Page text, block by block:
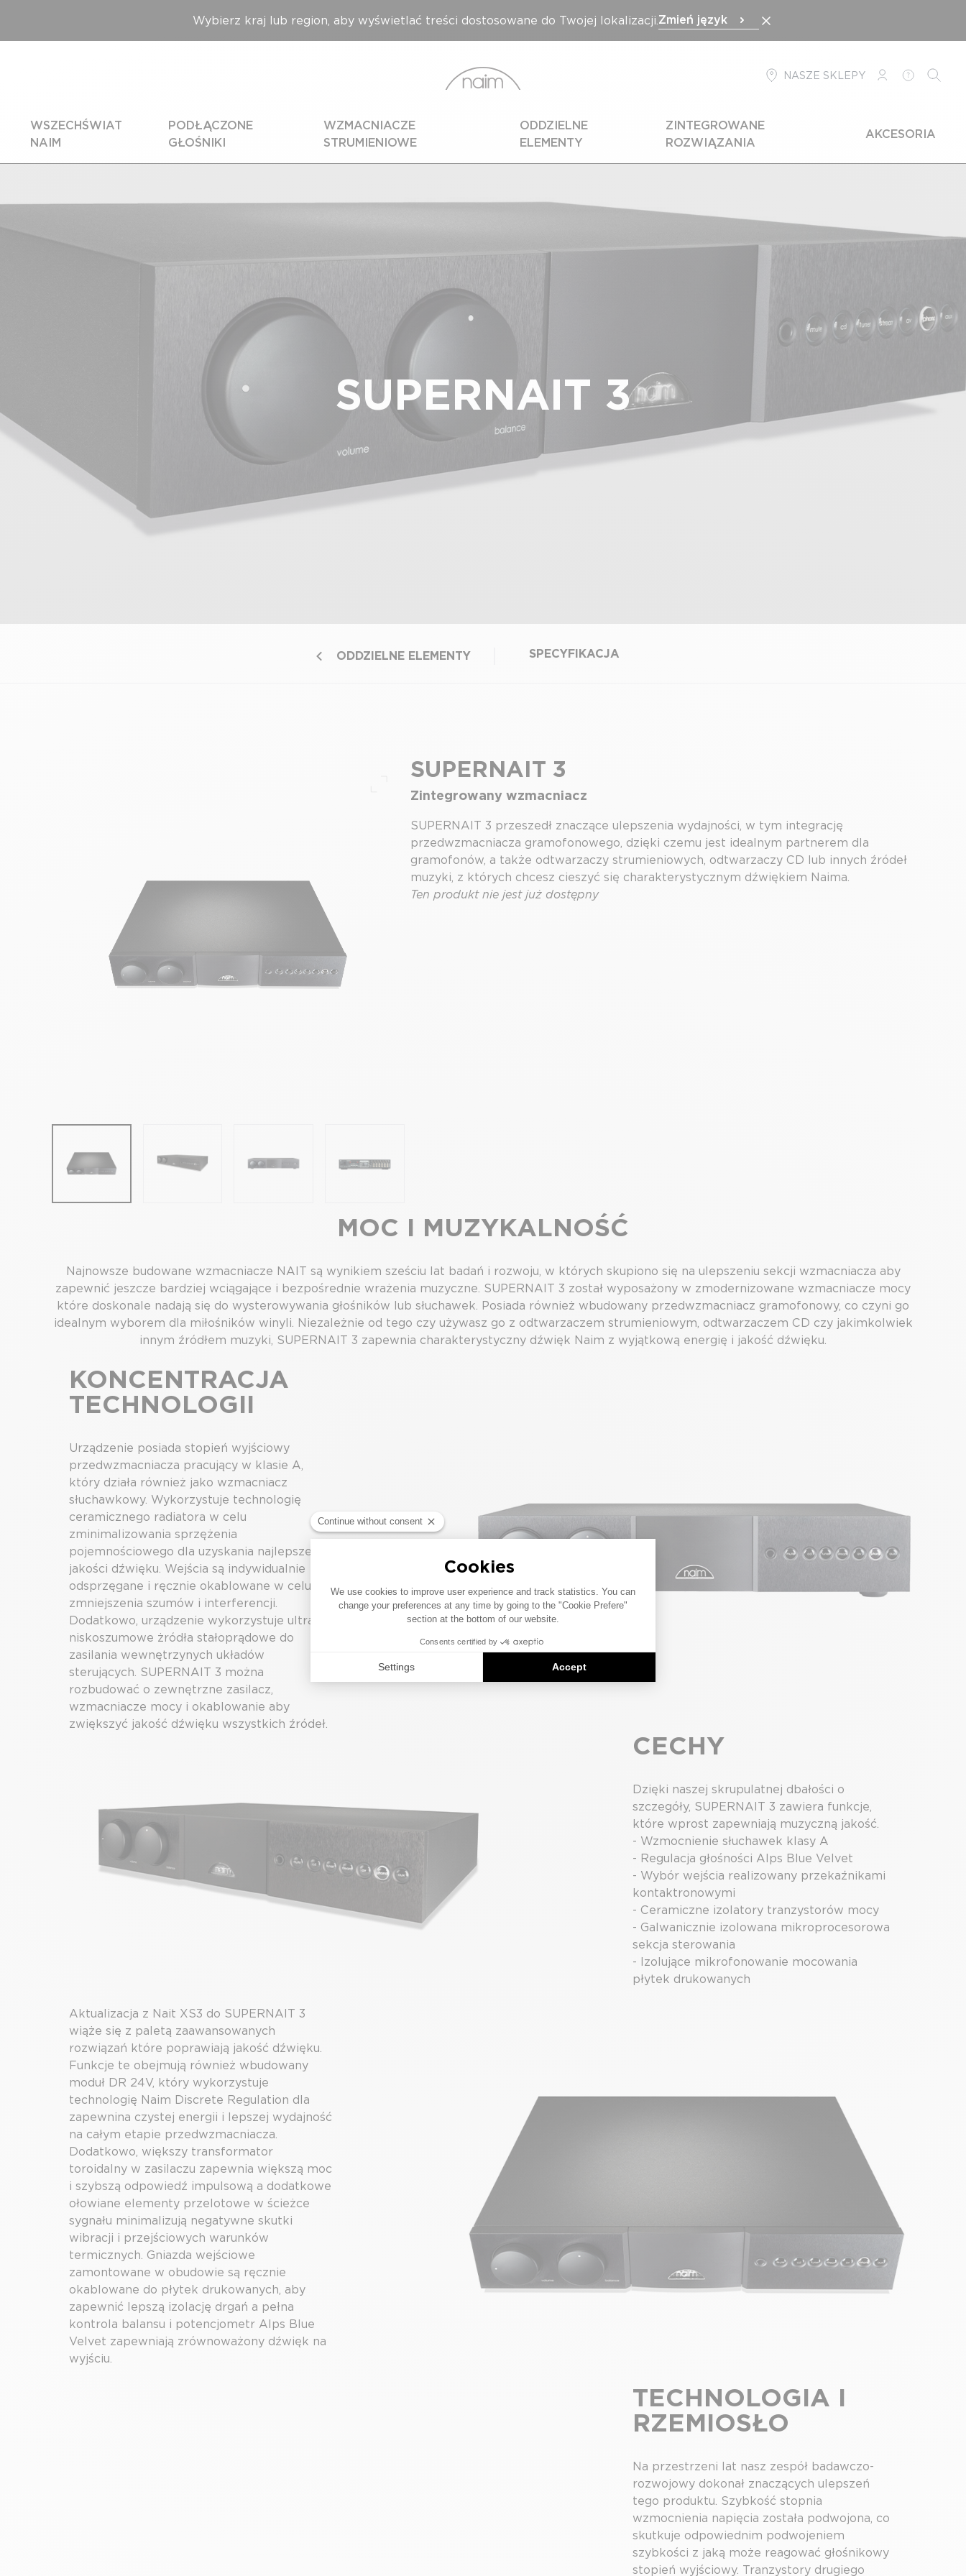
Wybierz kraj lub region, aby wyświetlać treści dostosowane do Twojej lokalizacji. Zmień język
NASZE SKLEPY
LOGOWANIE
POMOC
WSZECHŚWIAT
NAIM
PODŁĄCZONE
GŁOŚNIKI
WZMACNIACZE
STRUMIENIOWE
ODDZIELNE
ELEMENTY
ZINTEGROWANE
ROZWIĄZANIA
AKCESORIA
SUPERNAIT 3
ODDZIELNE ELEMENTY SPECYFIKACJA
Pełny ekran
SUPERNAIT 3
Zintegrowany wzmacniacz
SUPERNAIT 3 przeszedł znaczące ulepszenia wydajności, w tym integrację
przedwzmacniacza gramofonowego, dzięki czemu jest idealnym partnerem dla
gramofonów, a także odtwarzaczy strumieniowych, odtwarzaczy CD lub innych źródeł
muzyki, z których chcesz cieszyć się charakterystycznym dźwiękiem Naima.
Ten produkt nie jest już dostępny
MOC I MUZYKALNOŚĆ
Najnowsze budowane wzmacniacze NAIT są wynikiem sześciu lat badań i rozwoju, w których skupiono się na ulepszeniu sekcji wzmacniacza aby
zapewnić jeszcze bardziej wciągające i bezpośrednie wrażenia muzyczne. SUPERNAIT 3 został wyposażony w zmodernizowane wzmacniacze mocy
które doskonale nadają się do wysterowywania głośników lub słuchawek. Posiada również wbudowany przedwzmacniacz gramofonowy, co czyni go
idealnym wyborem dla miłośników winyli. Niezależnie od tego czy używasz go z odtwarzaczem strumieniowym, odtwarzaczem CD czy jakimkolwiek
innym źródłem muzyki, SUPERNAIT 3 zapewnia charakterystyczny dźwięk Naim z wyjątkową energię i jakość dźwięku.
KONCENTRACJA
TECHNOLOGII
Urządzenie posiada stopień wyjściowy
przedwzmacniacza pracujący w klasie A,
który działa również jako wzmacniacz
słuchawkowy. Wykorzystuje technologię
ceramicznego radiatora w celu
zminimalizowania sprzężenia
pojemnościowego dla uzyskania najlepszej
jakości dźwięku. Wejścia są indywidualnie
odsprzęgane i ręcznie okablowane w celu
zmniejszenia szumów i interferencji.
Dodatkowo, urządzenie wykorzystuje ultra
niskoszumowe żródła stałoprądowe do
zasilania wewnętrzynych układów
sterujących. SUPERNAIT 3 można
rozbudować o zewnętrzne zasilacz,
wzmacniacze mocy i okablowanie aby
zwiększyć jakość dźwięku wszystkich źródeł.
CECHY
Dzięki naszej skrupulatnej dbałości o
szczegóły, SUPERNAIT 3 zawiera funkcje,
które wprost zapewniają muzyczną jakość.
- Wzmocnienie słuchawek klasy A
- Regulacja głośności Alps Blue Velvet
- Wybór wejścia realizowany przekaźnikami
kontaktronowymi
- Ceramiczne izolatory tranzystorów mocy
- Galwanicznie izolowana mikroprocesorowa
sekcja sterowania
- Izolujące mikrofonowanie mocowania
płytek drukowanych
Aktualizacja z Nait XS3 do SUPERNAIT 3
wiąże się z paletą zaawansowanych
rozwiązań które poprawiają jakość dźwięku.
Funkcje te obejmują również wbudowany
moduł DR 24V, który wykorzystuje
technologię Naim Discrete Regulation dla
zapewnina czystej energii i lepszej wydajność
na całym etapie przedwzmacniacza.
Dodatkowo, większy transformator
toroidalny w zasilaczu zapewnia większą moc
i szybszą odpowiedź impulsową a dodatkowe
ołowiane elementy przelotowe w ścieżce
sygnału minimalizują negatywne skutki
wibracji i przejściowych warunków
termicznych. Gniazda wejściowe
zamontowane w obudowie są ręcznie
okablowane do płytek drukowanych, aby
zapewnić lepszą izolację drgań a pełna
kontrola balansu i potencjometr Alps Blue
Velvet zapewniają zrównoważony dźwięk na
wyjściu.
TECHNOLOGIA I
RZEMIOSŁO
Na przestrzeni lat nasz zespół badawczo-
rozwojowy dokonał znaczących ulepszeń
tego produktu. Szybkość stopnia
wzmocnienia napięcia została podwojona, co
skutkuje odpowiednim podwojeniem
szybkości z jaką może reagować głośnikowy
stopień wyjściowy. Tranzystory drugiego